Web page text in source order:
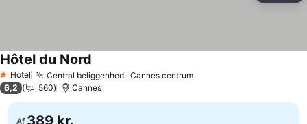
1 Stjerner
Hotel Central beliggenhed i Cannes centrum
Hôtel du Nord
6,2 560 Cannes
Af 389 kr.